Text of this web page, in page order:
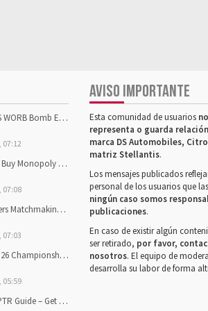
Fast - Grab POE Curren...
07:12
Harvest with Looney Tun...
07:08
Stop Failed - Grab Bluep...
07:03
Series Update! Get Cheap & ...
05:59
Off Items Quickly to Test ...
AVISO IMPORTANTE
Esta comunidad de usuarios
representa o guarda
marca DS Automobiles,
matriz Stellantis.
Los mensajes publicados
personal de los usuarios que
ningún caso somos
publicaciones.
En caso de existir algún
ser retirado, por favor,
nosotros. El equipo de
desarrolla su labor de forma